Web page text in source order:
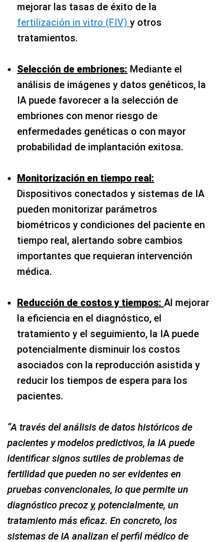
mejorar las tasas de éxito de la
fertilización in vitro (FIV) y otros
tratamientos.
Selección de embriones: Mediante el
análisis de imágenes y datos genéticos, la
IA puede favorecer a la selección de
embriones con menor riesgo de
enfermedades genéticas o con mayor
probabilidad de implantación exitosa.
Monitorización en tiempo real:
Dispositivos conectados y sistemas de IA
pueden monitorizar parámetros
biométricos y condiciones del paciente en
tiempo real, alertando sobre cambios
importantes que requieran intervención
médica.
Reducción de costos y tiempos: Al mejorar
la eficiencia en el diagnóstico, el
tratamiento y el seguimiento, la IA puede
potencialmente disminuir los costos
asociados con la reproducción asistida y
reducir los tiempos de espera para los
pacientes.
“A través del análisis de datos históricos de
pacientes y modelos predictivos, la IA puede
identificar signos sutiles de problemas de
fertilidad que pueden no ser evidentes en
pruebas convencionales, lo que permite un
diagnóstico precoz y, potencialmente, un
tratamiento más eficaz. En concreto, los
sistemas de IA analizan el perfil médico de